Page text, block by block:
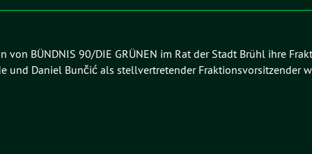
BÜNDNIS 90/DIE GRÜNEN im Rat der Stadt Brühl ihre
und Daniel Bunčić als stellvertretender Fraktionsvorsitzender